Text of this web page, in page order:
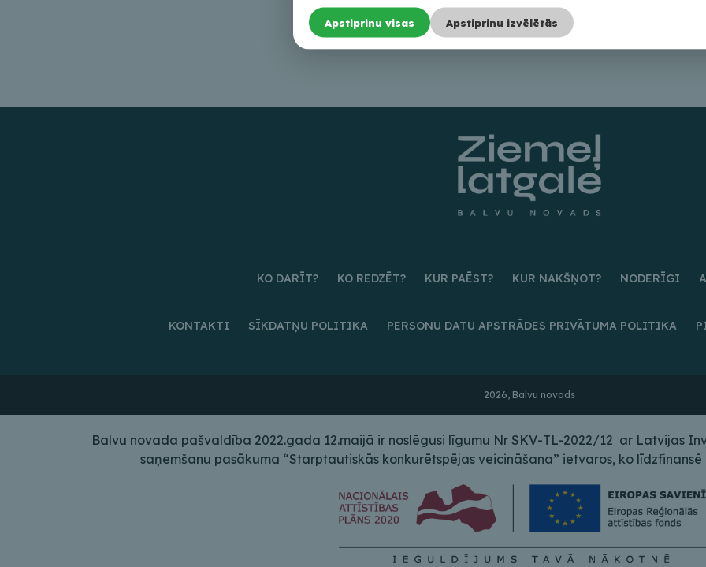
KO DARĪT? KO REDZĒT? KUR PAĒST? KUR NAKŠŅOT? NODERĪGI
KONTAKTI SĪKDATŅU POLITIKA PERSONU DATU APSTRĀDES PRIVĀTUMA POLITIKA
2026, Balvu novads
Balvu novada pašvaldība 2022.gada 12.maijā ir noslēgusi līgumu Nr SKV-TL-2022/12 ar Latvijas
saņemšanu pasākuma “Starptautiskās konkurētspējas veicināšana” ietvaros, ko
Apstiprinu visas Apstiprinu izvēlētās